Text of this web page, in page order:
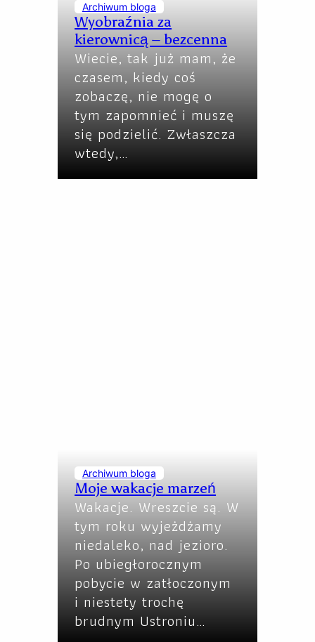
Archiwum bloga
Wyobraźnia za
kierownicą – bezcenna
Wiecie, tak już mam, że
czasem, kiedy coś
zobaczę, nie mogę o
tym zapomnieć i muszę
się podzielić. Zwłaszcza
wtedy,…
Archiwum bloga
Moje wakacje marzeń
Wakacje. Wreszcie są. W
tym roku wyjeżdżamy
niedaleko, nad jezioro.
Po ubiegłorocznym
pobycie w zatłoczonym
i niestety trochę
brudnym Ustroniu…